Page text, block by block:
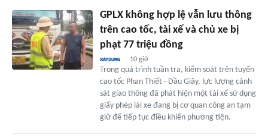
GPLX không hợp lệ vẫn lưu thông
trên cao tốc, tài xế và chủ xe bị
phạt 77 triệu đồng
10 giờ
Trong quá trình tuần tra, kiểm soát trên tuyến
cao tốc Phan Thiết - Dầu Giây, lực lượng cảnh
sát giao thông đã phát hiện một tài xế sử dụng
giấy phép lái xe đang bị cơ quan công an tạm
giữ để tiếp tục điều khiển phương tiện.